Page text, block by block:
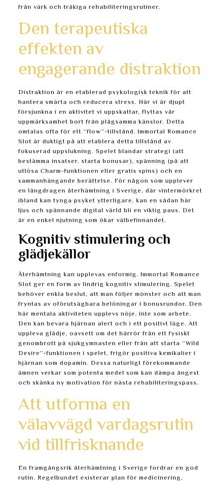
från värk och tråkiga rehabiliteringsrutiner.
Den terapeutiska
effekten av
engagerande distraktion
Distraktion är en etablerad psykologisk teknik för att
hantera smärta och reducera stress. När vi är djupt
försjunkna i en aktivitet vi uppskattar, flyttas vår
uppmärksamhet bort från plågsamma känslor. Detta
omtalas ofta för ett “flow”-tillstånd. Immortal Romance
Slot är duktigt på att etablera detta tillstånd av
fokuserad uppslukning. Spelet blandar strategi (att
bestämma insatser, starta bonusar), spänning (på att
utlösa Charm-funktionen eller gratis spins) och en
sammanhängande berättelse. För någon som upplever
en långdragen återhämtning i Sverige, där vintermörkret
ibland kan tynga psyket ytterligare, kan en sådan här
ljus och spännande digital värld bli en viktig paus. Det
är en enkel njutning som ökar välbefinnandet.
Kognitiv stimulering och
glädjekällor
Återhämtning kan upplevas enformig. Immortal Romance
Slot ger en form av lindrig kognitiv stimulering. Spelet
behöver enkla beslut, att man följer mönster och att man
fryntas av oförutsägbara belöningar i bonusrundor. Den
här mentala aktiviteten upplevs nöje, inte som arbete.
Den kan bevara hjärnan alert och i ett positivt läge. Att
uppleva glädje, oavsett om det härrör från ett fysiskt
genombrott på sjukgymnasten eller från att starta “Wild
Desire”-funktionen i spelet, frigör positiva kemikalier i
hjärnan som dopamin. Dessa naturligt förekommande
ämnen verkar som potenta medel som kan dämpa ångest
och skänka ny motivation för nästa rehabiliteringspass.
Att utforma en
välavvägd vardagsrutin
vid tillfrisknande
En framgångsrik återhämtning i Sverige fordrar en god
rutin. Regelbundet existerar plan för medicinering,